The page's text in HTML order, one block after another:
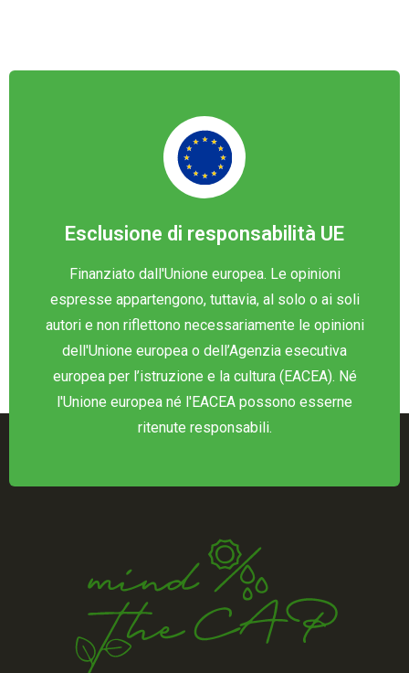
Esclusione di responsabilità UE
Finanziato dall'Unione europea. Le opinioni
espresse appartengono, tuttavia, al solo o ai soli
autori e non riflettono necessariamente le opinioni
dell'Unione europea o dell’Agenzia esecutiva
europea per l’istruzione e la cultura (EACEA). Né
l'Unione europea né l'EACEA possono esserne
ritenute responsabili.